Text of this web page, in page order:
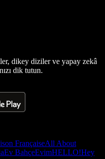
dikey diziler ve yapay zekâ
dik tutun.
FrançaiseAll About
Ev BahçeEvimHELLO!Hey